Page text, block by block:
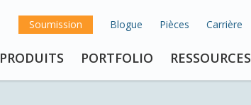
Soumission Blogue Pièces Carrière
PRODUITS PORTFOLIO RESSOURCES